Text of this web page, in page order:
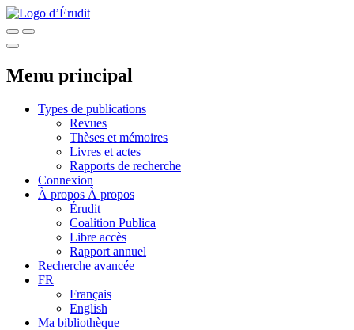
Menu principal
Types de publications
Revues
Thèses et mémoires
Livres et actes
Rapports de recherche
Connexion
À propos À propos
Érudit
Coalition Publica
Libre accès
Rapport annuel
Recherche avancée
FR
Français
English
Ma bibliothèque